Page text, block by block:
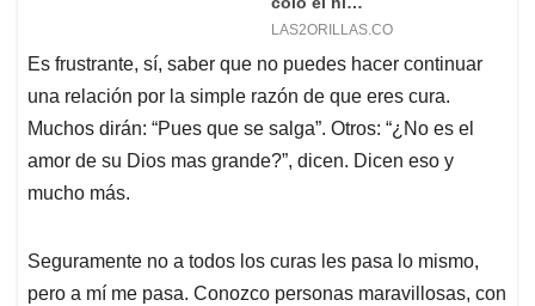
Es frustrante, sí, saber que no puedes hacer continuar
una relación por la simple razón de que eres cura.
Muchos dirán: “Pues que se salga”. Otros: “¿No es el
amor de su Dios mas grande?”, dicen. Dicen eso y
mucho más.
Seguramente no a todos los curas les pasa lo mismo,
pero a mí me pasa. Conozco personas maravillosas, con